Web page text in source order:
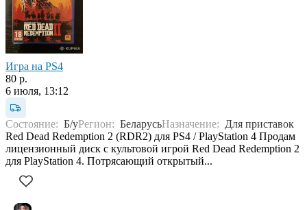
Игра на PS4
80 р.
6 июля, 13:12
Состояние: Б/уРегион: БеларусьНазначение: Для приставок
Red Dead Redemption 2 (RDR2) для PS4 / PlayStation 4 Продам
лицензионный диск с культовой игрой Red Dead Redemption 2
для PlayStation 4. Потрясающий открытый...